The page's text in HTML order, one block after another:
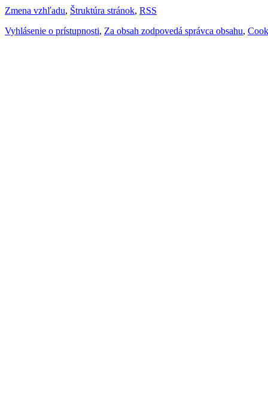
Zmena vzhľadu, Štruktúra stránok, RSS
Vyhlásenie o prístupnosti, Za obsah zodpovedá správca obsahu,